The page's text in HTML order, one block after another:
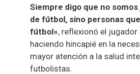
Siempre digo que no
de fútbol, sino personas
fútbol», reflexionó el jugador
haciendo hincapié en la
mayor atención a la salud
futbolistas.